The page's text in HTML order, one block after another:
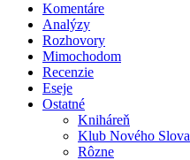
Komentáre
Analýzy
Rozhovory
Mimochodom
Recenzie
Eseje
Ostatné
Kniháreň
Klub Nového Slova
Rôzne